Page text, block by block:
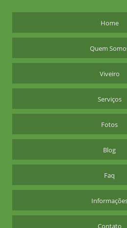
MUDAS NATIVAS PARA
MUDAS NATIVAS PREÇO
PAISAGISMO ARVORES ORNAMENTAIS
PALMEIRA AZUL PREÇO
PALMEIRA AZUL VALOR DA MUDA
PALMEIRA IMPERIAL VALOR
Home
Quem
Viveiro
Serviços
Fotos
Blog
Faq
Contato